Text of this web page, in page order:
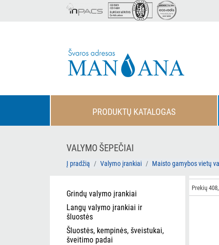
PRODUKTŲ KATALOGAS
VALYMO ŠEPEČIAI
Į pradžią Valymo įrankiai Maisto gamybos vietų
Grindų valymo įrankiai
Langų valymo įrankiai ir
šluostės
Šluostės, kempinės, šveistukai,
šveitimo padai
Prekių